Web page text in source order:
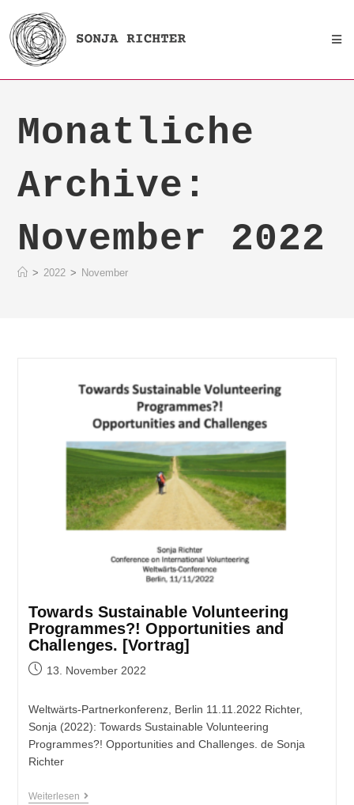
Monatliche
Archive:
November 2022
> 2022 > November
Towards Sustainable Volunteering
Programmes?! Opportunities and
Challenges. [Vortrag]
13. November 2022
Weltwärts-Partnerkonferenz, Berlin 11.11.2022 Richter,
Sonja (2022): Towards Sustainable Volunteering
Programmes?! Opportunities and Challenges. de Sonja
Richter
Weiterlesen